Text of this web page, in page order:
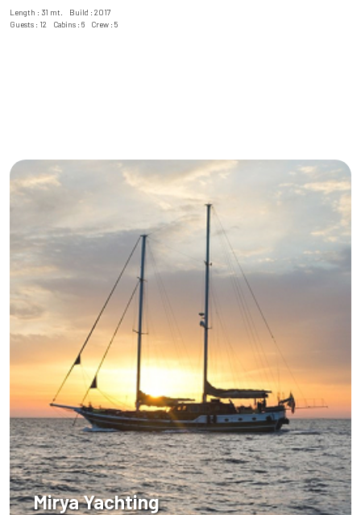
Length : 31 mt. Build : 2017
Guests : 12 Cabins : 6 Crew : 5
Mirya Yachting